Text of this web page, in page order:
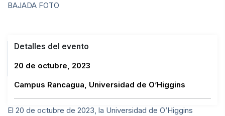
BAJADA FOTO
Detalles del evento
20 de octubre, 2023
Campus Rancagua, Universidad de O’Higgins
El 20 de octubre de 2023, la Universidad de O’Higgins